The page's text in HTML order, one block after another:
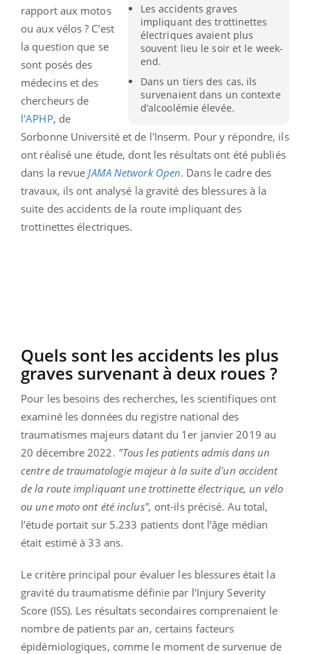
Les accidents graves
impliquant des trottinettes
électriques avaient plus
souvent lieu le soir et le week-
end.
Dans un tiers des cas, ils
survenaient dans un contexte
d’alcoolémie élevée.
rapport aux motos
ou aux vélos ? C’est
la question que se
sont posés des
médecins et des
chercheurs de
l'APHP, de
Sorbonne Université et de l'Inserm. Pour y répondre, ils
ont réalisé une étude, dont les résultats ont été publiés
dans la revueJAMA Network Open. Dans le cadre des
travaux, ils ont analysé la gravité des blessures à la
suite des accidents de la route impliquant des
trottinettes électriques.
Quels sont les accidents les plus
graves survenant à deux roues ?
Pour les besoins des recherches, les scientifiques ont
examiné les données du registre national des
traumatismes majeurs datant du 1er janvier 2019 au
20 décembre 2022. "Tous les patients admis dans un
centre de traumatologie majeur à la suite d'un accident
de la route impliquant une trottinette électrique, un vélo
ou une moto ont été inclus", ont-ils précisé. Au total,
l’étude portait sur 5.233 patients dont l’âge médian
était estimé à 33 ans.
Le critère principal pour évaluer les blessures était la
gravité du traumatisme définie par l'Injury Severity
Score (ISS). Les résultats secondaires comprenaient le
nombre de patients par an, certains facteurs
épidémiologiques, comme le moment de survenue de